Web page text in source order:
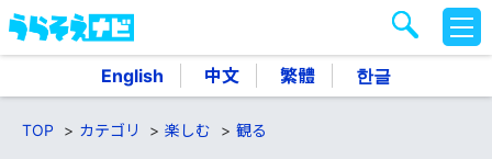
English 中文 繁體 한글
M
E
TOP カテゴリ 楽しむ 観る